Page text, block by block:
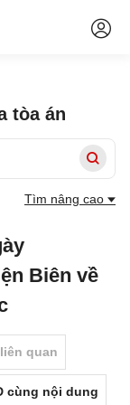
tòa án
Tìm nâng cao
Biên về
quan
cùng nội dung